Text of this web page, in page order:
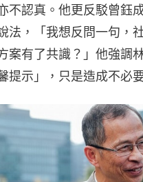
不認真。他更反駁曾鈺
法，「我想反問一句，
案有了共識？」他強調
提示」，只是造成不必